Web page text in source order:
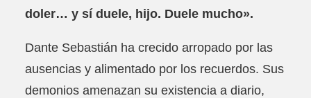
M
E
R
E
doler… y sí duele, hijo. Duele mucho».
Dante Sebastián ha crecido arropado por las
ausencias y alimentado por los recuerdos. Sus
demonios amenazan su existencia a diario,